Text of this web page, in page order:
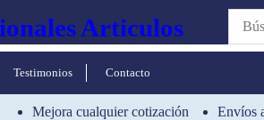
Testimonios Contacto
Mejora cualquier cotización Envíos